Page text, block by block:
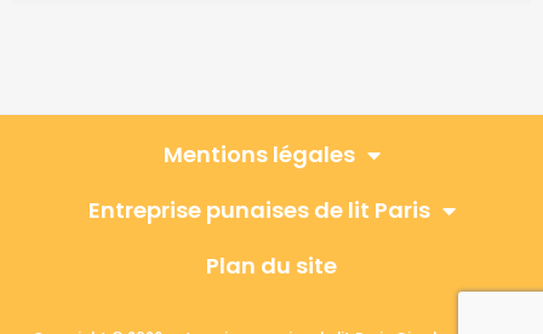
Mentions légales
Entreprise punaises de lit Paris
Plan du site